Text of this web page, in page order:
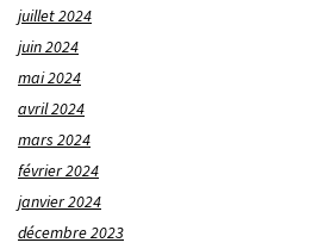
juillet 2024
juin 2024
mai 2024
avril 2024
mars 2024
février 2024
janvier 2024
décembre 2023